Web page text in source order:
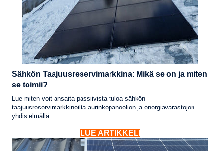
Sähkön Taajuusreservimarkkina: Mikä se on ja miten
se toimii?
Lue miten voit ansaita passiivista tuloa sähkön
taajuusreservimarkkinoilta aurinkopaneelien ja energiavarastojen
yhdistelmällä.
LUE ARTIKKELI